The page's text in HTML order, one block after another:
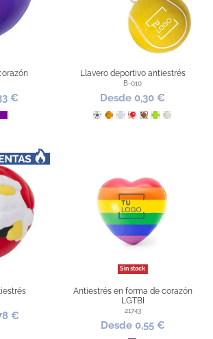
€
Morado
Llavero deportivo antiestrés
B-010
Desde 0,30 €
FútbolBaloncesto
GolfPing Pong
Rugby
TenisVoleibol
€
Sin stock
Antiestrés en forma de corazón
LGTBI
21743
Desde 0,55 €